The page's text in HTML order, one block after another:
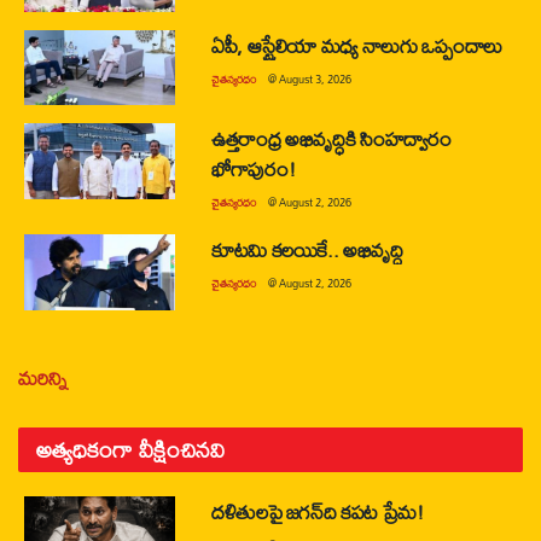
ఏపీ, ఆస్ట్రేలియా మధ్య నాలుగు ఒప్పందాలు
చైతన్యరధం @August 3, 2026
ఉత్తరాంధ్ర అభివృద్ధికి సింహద్వారం
భోగాపురం!
చైతన్యరధం @August 2, 2026
కూటమి కలయికే.. అభివృద్ధి
చైతన్యరధం @August 2, 2026
మరిన్ని
అత్యధికంగా వీక్షించినవి
దళితులపై జగన్‌ది కపట ప్రేమ!